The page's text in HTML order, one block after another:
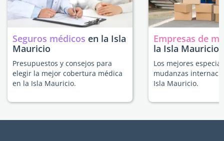
Seguros médicos en la Isla
Mauricio
Presupuestos y consejos para
elegir la mejor cobertura médica
en la Isla Mauricio.
Empresas de
la Isla Mauricio
Los mejores
mudanzas
Isla Mauricio.